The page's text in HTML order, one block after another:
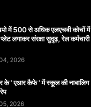
में 500 से अधिक एलएचबी कोचों में
लगाकर संरक्षा सुदृढ़, रेल कर्मचारी
2026
के ' एआर कैफे ' में स्कूल की नाबालिग
2026